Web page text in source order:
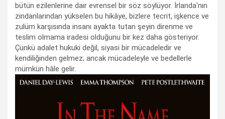
bütün ezilenlerine dair evrensel bir söz söylüyor. İrlanda'nın
zindanlarından yükselen bu hikâye, bizlere tecrit, işkence ve
zulüm karşısında insanı ayakta tutan şeyin direnme ve
teslim olmama iradesi olduğunu bir kez daha gösteriyor.
Çünkü adalet hukuki değil, siyasi bir mücadeledir ve
kendiliğinden gelmez; ancak mücadeleyle ve bedellerle
mümkün hâle gelir.